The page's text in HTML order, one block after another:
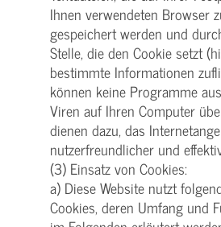
Ihnen verwendeten Browser
gespeichert werden und
Stelle, die den Cookie setzt
bestimmte Informationen
können keine Programme
Viren auf Ihren Computer
dienen dazu, das
nutzerfreundlicher und
(3) Einsatz von Cookies:
a) Diese Website nutzt
Cookies, deren Umfang und